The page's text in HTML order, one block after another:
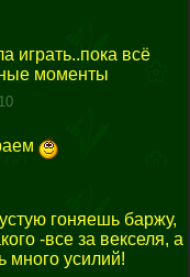
играть..пока всё
моменты
гоняешь баржу,
-все за векселя, а
много усилий!